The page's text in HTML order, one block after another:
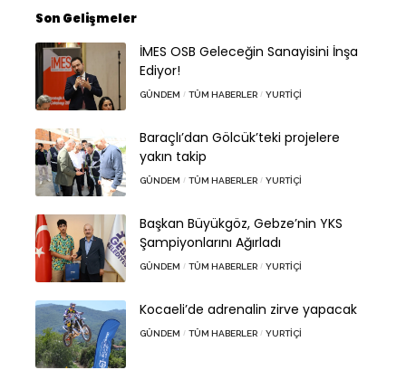
Son Gelişmeler
İMES OSB Geleceğin Sanayisini İnşa
Ediyor!
GÜNDEM TÜM HABERLER YURTIÇI
Baraçlı’dan Gölcük’teki projelere
yakın takip
GÜNDEM TÜM HABERLER YURTIÇI
Başkan Büyükgöz, Gebze’nin YKS
Şampiyonlarını Ağırladı
GÜNDEM TÜM HABERLER YURTIÇI
Kocaeli’de adrenalin zirve yapacak
GÜNDEM TÜM HABERLER YURTIÇI